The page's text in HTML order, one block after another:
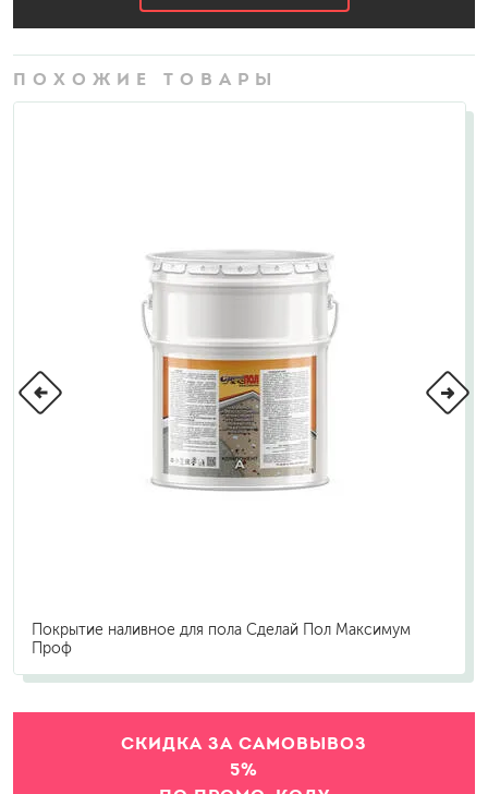
ПОХОЖИЕ ТОВАРЫ
Покрытие наливное для пола Сделай Пол Максимум
Проф
СКИДКА ЗА САМОВЫВОЗ
5%